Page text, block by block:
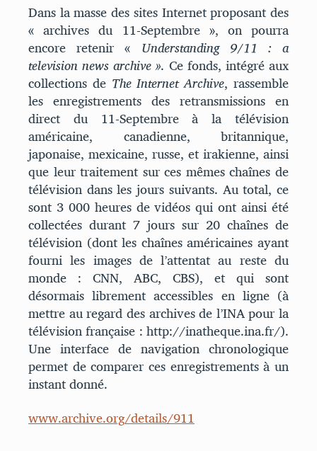
Dans la masse des sites Internet proposant des
« archives du 11-Septembre », on pourra
encore retenir « Understanding 9/11 : a
television news archive ». Ce fonds, intégré aux
collections de The Internet Archive, rassemble
les enregistrements des retransmissions en
direct du 11-Septembre à la télévision
américaine, canadienne, britannique,
japonaise, mexicaine, russe, et irakienne, ainsi
que leur traitement sur ces mêmes chaînes de
télévision dans les jours suivants. Au total, ce
sont 3 000 heures de vidéos qui ont ainsi été
collectées durant 7 jours sur 20 chaînes de
télévision (dont les chaînes américaines ayant
fourni les images de l’attentat au reste du
monde : CNN, ABC, CBS), et qui sont
désormais librement accessibles en ligne (à
mettre au regard des archives de l’INA pour la
télévision française : http://inatheque.ina.fr/).
Une interface de navigation chronologique
permet de comparer ces enregistrements à un
instant donné.
www.archive.org/details/911